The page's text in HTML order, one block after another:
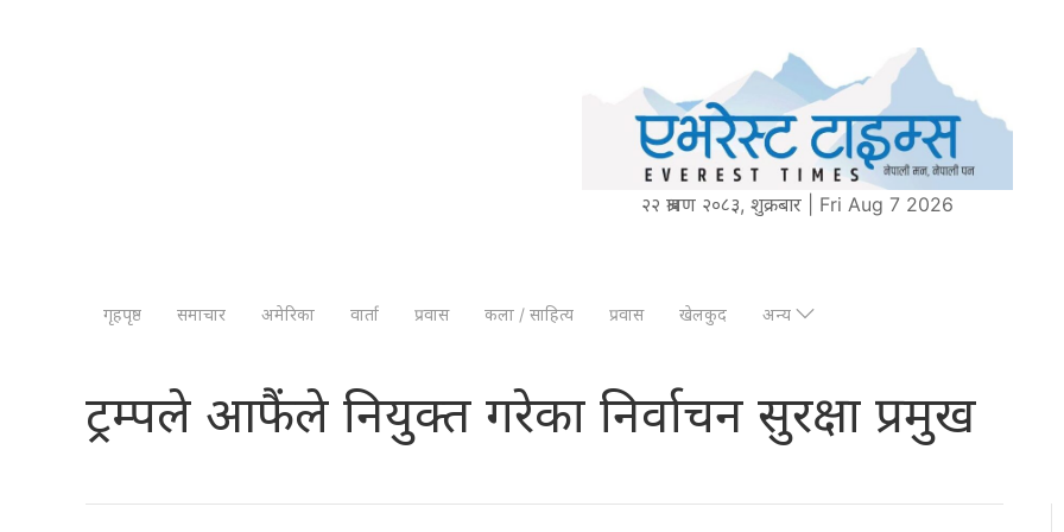
२२ श्रावण २०८३, शुक्रबार | Fri Aug 7 2026
गृहपृष्ठ समाचार अमेरिका वार्ता प्रवास कला / साहित्य प्रवास खेलकुद अन्य
ट्रम्पले आफैंले नियुक्त गरेका निर्वाचन सुरक्षा प्रमुख